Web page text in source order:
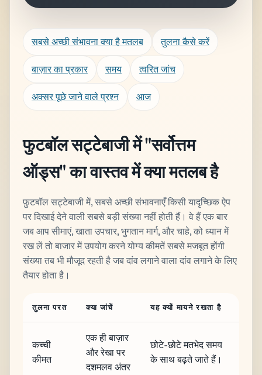
सबसे अच्छी संभावना क्या है मतलब तुलना कैसे करें
बाज़ार का प्रकार समय त्वरित जांच
अक्सर पूछे जाने वाले प्रश्न आज
फुटबॉल सट्टेबाजी में "सर्वोत्तम
ऑड्स" का वास्तव में क्या मतलब है
फ़ुटबॉल सट्टेबाजी में, सबसे अच्छी संभावनाएँ किसी यादृच्छिक ऐप
पर दिखाई देने वाली सबसे बड़ी संख्या नहीं होती हैं। वे हैं एक बार
जब आप सीमाएं, खाता उपचार, भुगतान मार्ग, और चाहे, को ध्यान में
रख लें तो बाजार में उपयोग करने योग्य कीमतें सबसे मजबूत होंगी
संख्या तब भी मौजूद रहती है जब दांव लगाने वाला दांव लगाने के लिए
तैयार होता है।
तुलना परत क्या जांचें यह क्यों मायने रखता है
कच्ची
कीमत
एक ही बाज़ार
और रेखा पर
दशमलव अंतर
छोटे-छोटे मतभेद समय
के साथ बढ़ते जाते हैं।